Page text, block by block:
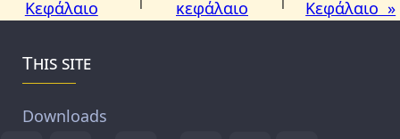
Κεφάλαιο
κεφάλαιο
Κεφάλαιο »
This site
Downloads